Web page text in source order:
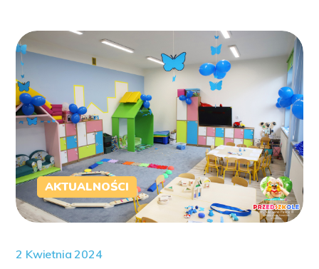
AKTUALNOŚCI
2 Kwietnia 2024